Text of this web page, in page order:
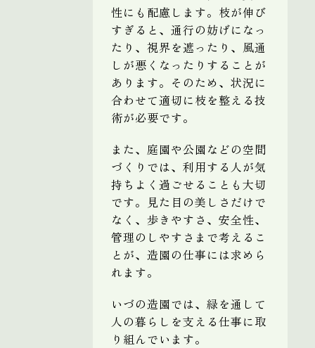
性にも配慮します。枝が伸び
すぎると、通行の妨げになっ
たり、視界を遮ったり、風通
しが悪くなったりすることが
あります。そのため、状況に
合わせて適切に枝を整える技
術が必要です。
また、庭園や公園などの空間
づくりでは、利用する人が気
持ちよく過ごせることも大切
です。見た目の美しさだけで
なく、歩きやすさ、安全性、
管理のしやすさまで考えるこ
とが、造園の仕事には求めら
れます。
いづの造園では、緑を通して
人の暮らしを支える仕事に取
り組んでいます。